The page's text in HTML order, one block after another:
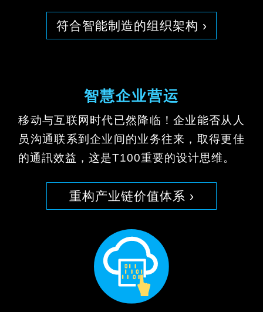
符合智能制造的组织架构 ›
智慧企业营运
移动与互联网时代已然降临！企业能否从人
员沟通联系到企业间的业务往来，取得更佳
的通訊效益，这是T100重要的设计思维。
重构产业链价值体系 ›